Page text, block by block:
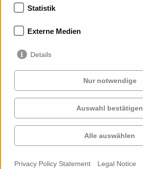
Memberships
Services
Cases
Clients
Projects
Profile
Contact
Statistik
Externe Medien
Details
Nur notwendige
Auswahl bestätigen
Alle auswählen
Privacy Policy Statement Legal Notice